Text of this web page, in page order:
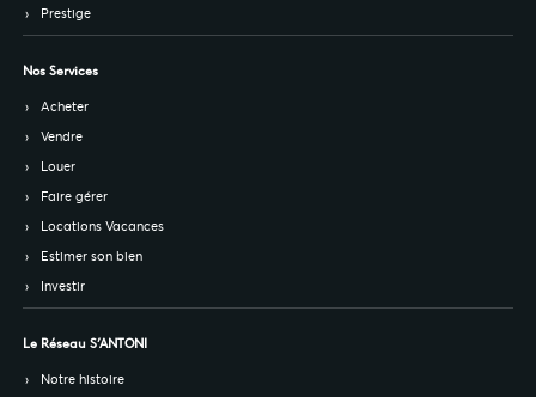
Prestige
Nos Services
Acheter
Vendre
Louer
Faire gérer
Locations Vacances
Estimer son bien
Investir
Le Réseau S’ANTONI
Notre histoire